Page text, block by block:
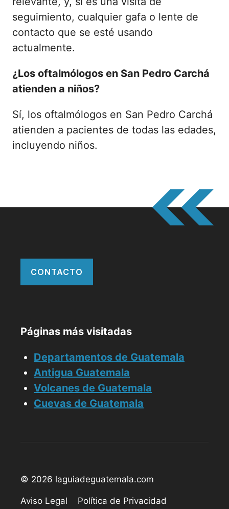
seguimiento, cualquier gafa o lente de
contacto que se esté usando
actualmente.
¿Los oftalmólogos en San Pedro Carchá
atienden a niños?
Sí, los oftalmólogos en San Pedro Carchá
atienden a pacientes de todas las edades,
incluyendo niños.
CONTACTO
Páginas más visitadas
Departamentos de Guatemala
Antigua Guatemala
Volcanes de Guatemala
Cuevas de Guatemala
© 2026 laguiadeguatemala.com
Aviso Legal
Política de Privacidad